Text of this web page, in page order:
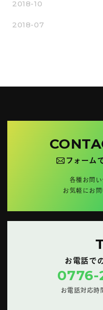
2018-10
2018-07
フォーム
各種お問
お気軽にお
お電話で
お電話対応